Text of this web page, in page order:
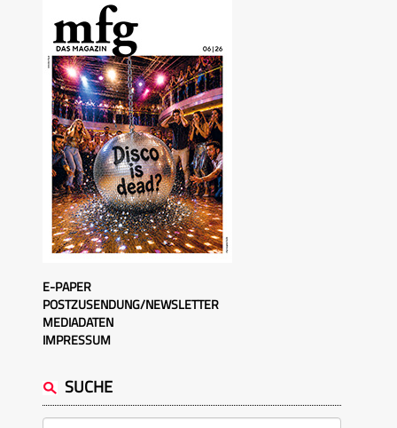
E-PAPER
POSTZUSENDUNG/NEWSLETTER
MEDIADATEN
IMPRESSUM
SUCHE